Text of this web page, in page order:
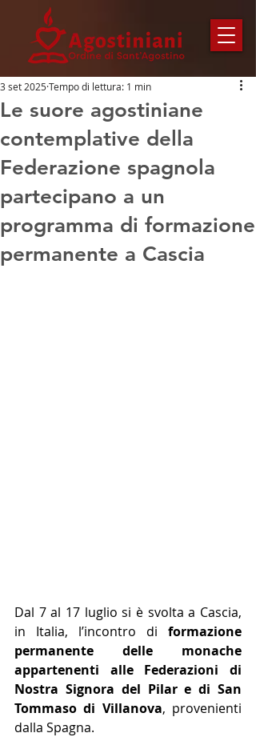
Le suore agostiniane
contemplative della
Federazione spagnola
partecipano a un
programma di formazione
permanente a Cascia
3 set 2025Tempo di lettura: 1 min
Dal 7 al 17 luglio si è svolta a Cascia,
in Italia, l’incontro di formazione
permanente delle monache
appartenenti alle Federazioni di
Nostra Signora del Pilar e di San
Tommaso di Villanova, provenienti
dalla Spagna.